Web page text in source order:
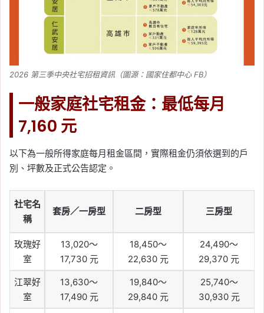
2026 第三季中央社宅招租資訊（圖源：國家住都中心 FB）
一般家庭社宅租金：最低每月
7,160 元
以下為一般所得家庭每月租金區間，實際租金仍須依選到的戶
別、坪數及正式公告認定。
社宅名
稱
套房／一房型 二房型 三房型
玫瑰好
室
13,020～
17,730 元
18,450～
22,630 元
24,490～
29,370 元
江翠好
室
13,630～
17,490 元
19,840～
29,840 元
25,740～
30,930 元